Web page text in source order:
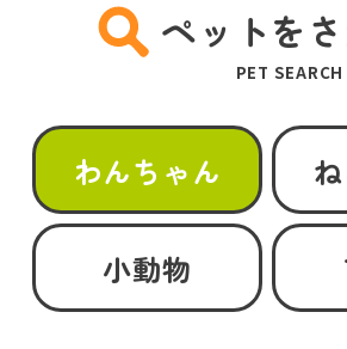
ペットを
PET SEARCH
わんちゃん
小動物